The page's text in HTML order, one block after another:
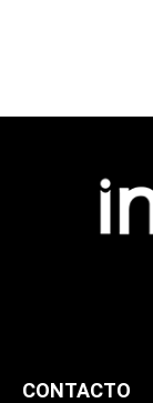
CONTACTO